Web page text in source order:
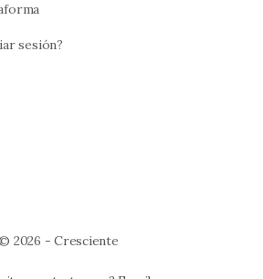
sesión?
2026 - Cresciente